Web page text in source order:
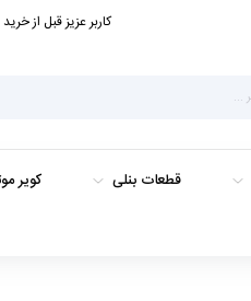
کاربر عزیز قبل از
قطعات بنلی کویر